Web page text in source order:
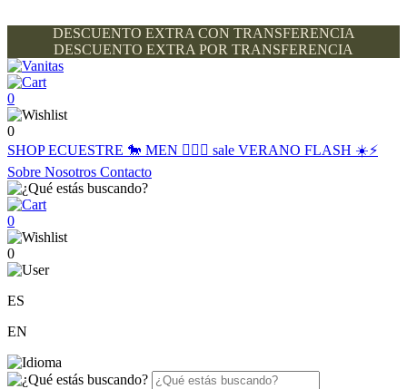
DESCUENTO EXTRA CON TRANSFERENCIA
DESCUENTO EXTRA POR TRANSFERENCIA
0
0
SHOPECUESTRE 🐎 MEN 🙋🏽‍♂️ sale VERANO FLASH ☀️⚡️
Sobre Nosotros Contacto
0
0
ES
EN